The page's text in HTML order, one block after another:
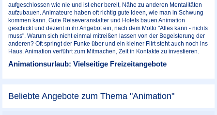
aufgeschlossen wie nie und ist eher bereit, Nähe zu anderen Mentalitäten
aufzubauen. Animateure haben oft richtig gute Ideen, wie man in Schwung
kommen kann. Gute Reiseveranstalter und Hotels bauen Animation
geschickt und dezent in ihr Angebot ein, nach dem Motto "Alles kann - nichts
muss". Warum sich nicht einmal mitreißen lassen von der Begeisterung der
anderen? Oft springt der Funke über und ein kleiner Flirt steht auch noch ins
Haus. Animation verführt zum Mitmachen, Zeit in Kontakte zu investieren.
Animationsurlaub: Vielseitige Freizeitangebote
Beliebte Angebote zum Thema "Animation"